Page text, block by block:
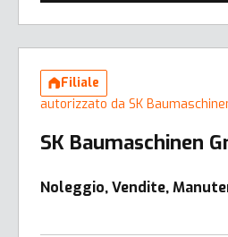
Filiale
autorizzato da SK
SK Baumaschinen
Noleggio, Vendite,